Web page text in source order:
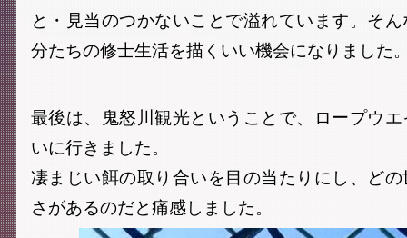
と・見当のつかないことで溢れています。そ
分たちの修士生活を描くいい機会になりました
最後は、鬼怒川観光ということで、ロープウ
いに行きました。
凄まじい餌の取り合いを目の当たりにし、ど
さがあるのだと痛感しました。